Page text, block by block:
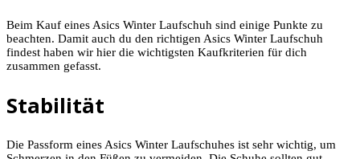
Beim Kauf eines Asics Winter Laufschuh sind einige Punkte zu
beachten. Damit auch du den richtigen Asics Winter Laufschuh
findest haben wir hier die wichtigsten Kaufkriterien für dich
zusammen gefasst.
Stabilität
Die Passform eines Asics Winter Laufschuhes ist sehr wichtig, um